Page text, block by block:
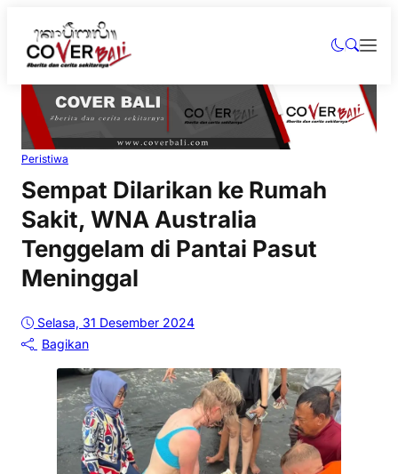
Peristiwa
Sempat Dilarikan ke Rumah
Sakit, WNA Australia
Tenggelam di Pantai Pasut
Meninggal
Selasa, 31 Desember 2024
Bagikan